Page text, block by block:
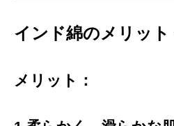
インド綿のメリット
メリット：